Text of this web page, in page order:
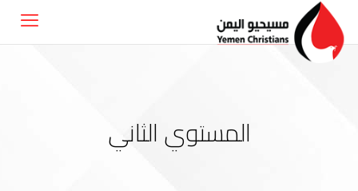
المستوي الثاني